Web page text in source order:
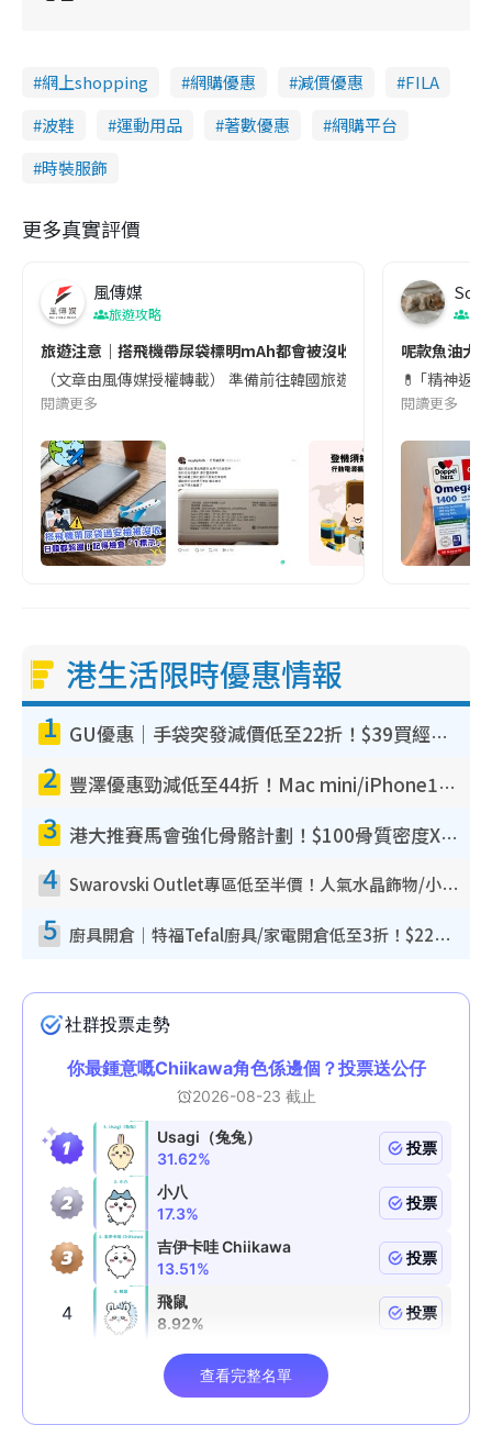
網上shopping 網購優惠 減價優惠
FILA
波鞋
運動用品 著數優惠
網購平台
時裝服飾
更多真實評價
風傳媒
旅遊攻略
旅遊注意｜搭飛機帶尿袋標明mAh都會被沒收😱出發前切記檢查
（文章由風傳媒授權轉載） 準備前往韓國旅遊的民眾，近期要
閱讀更多
Soul
呢款魚油大
💊 ｢精神返
閱讀更多
港生活限時優惠情報
1 GU優惠｜手袋突發減價低至22折！$39買經典波士頓包/餃子袋！飾物同步減價$29起！
2 豐澤優惠勁減低至44折！Mac mini/iPhone17Pro大減價！廚房家電$220起
3 港大推賽馬會強化骨骼計劃！$100骨質密度X光檢查 完成免費運動訓練送超市禮券！附參加資格
4 Swarovski Outlet專區低至半價！人氣水晶飾物/小擺設$138起！迪士尼款/水晶高跟鞋都有平
5 廚具開倉｜特福Tefal廚具/家電開倉低至3折！$220起買平底鍋/炒鑊/湯煲！電飯煲/吸塵機/燙斗$418起